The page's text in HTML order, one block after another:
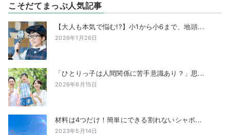
こそだてまっぷ人気記事
【大人も本気で悩む!?】小1から小6まで、地頭...
2026年1月26日
「ひとりっ子は人間関係に苦手意識あり？」思...
2026年6月15日
材料は4つだけ！簡単にできる割れないシャボ...
2023年5月14日